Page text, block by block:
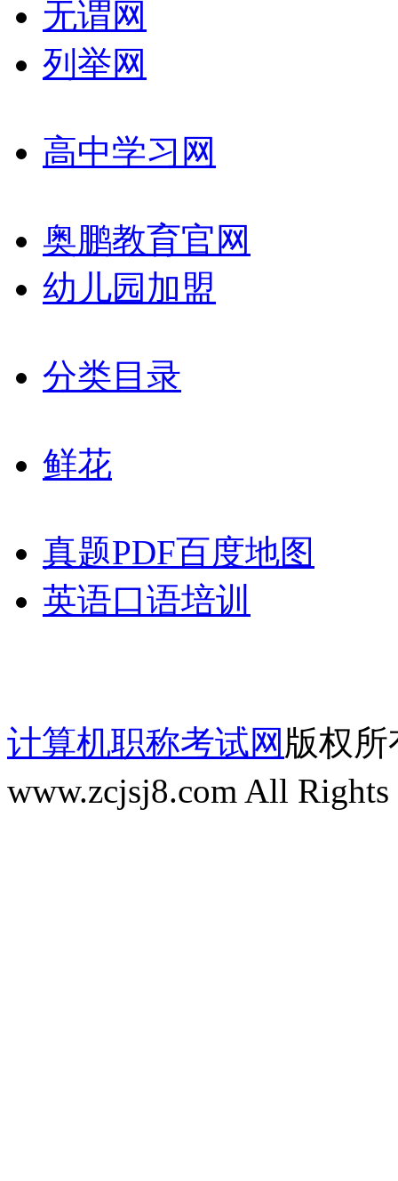
无谓网
列举网
高中学习网
奥鹏教育官网
幼儿园加盟
分类目录
鲜花
真题PDF百度地图
英语口语培训
计算机职称考试网 版权所
www.zcjsj8.com All Rights